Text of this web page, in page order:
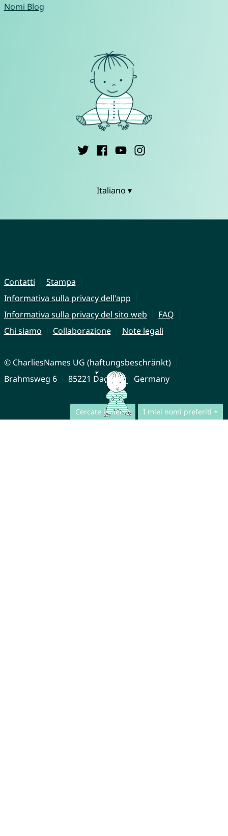
Cercate insieme I miei nomi preferiti
Nomi Blog
Italiano ▾
Contatti
Stampa
Informativa sulla privacy dell'app
Informativa sulla privacy del sito web
FAQ
Chi siamo
Collaborazione Note legali
© CharliesNames UG (haftungsbeschränkt)
Brahmsweg 6
85221 Dachau Germany